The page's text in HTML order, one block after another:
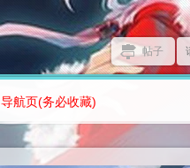
帖子
导航页(务必收藏)